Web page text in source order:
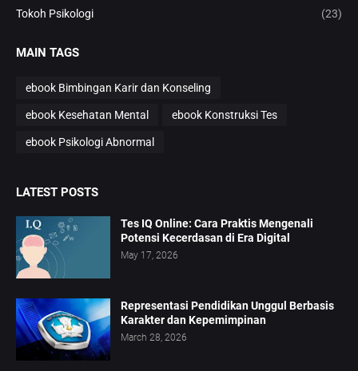
Tokoh Psikologi (23)
MAIN TAGS
ebook Bimbingan Karir dan Konseling
ebook Kesehatan Mental ebook Konstruksi Tes
ebook Psikologi Abnormal
LATEST POSTS
Tes IQ Online: Cara Praktis Mengenali
Potensi Kecerdasan di Era Digital
May 17, 2026
Representasi Pendidikan Unggul Berbasis
Karakter dan Kepemimpinan
March 28, 2026